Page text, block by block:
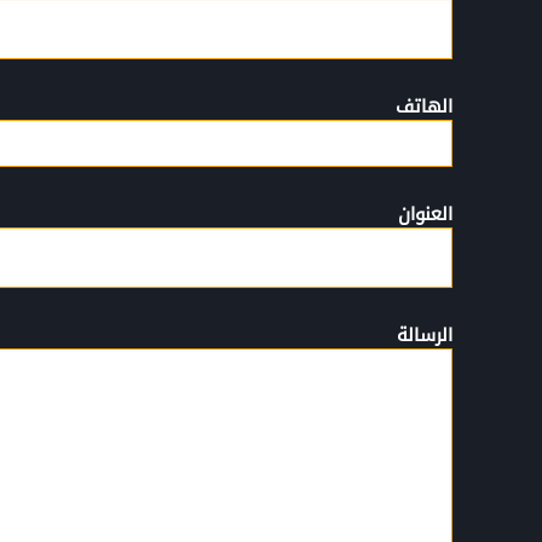
الهاتف
العنوان
الرسالة